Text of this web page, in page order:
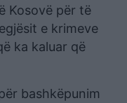
Kosovë për të
e krimeve
ka kaluar që
bashkëpunim